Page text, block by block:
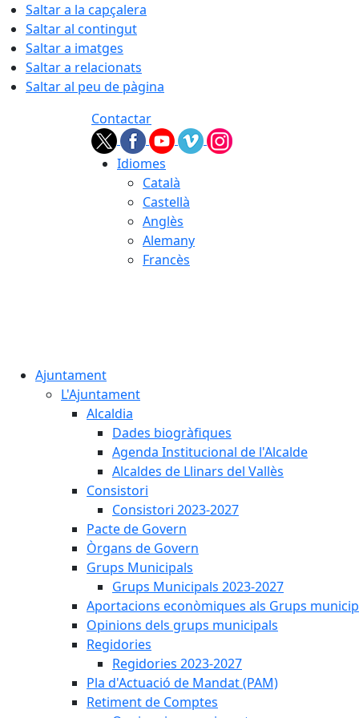
Saltar a la capçalera
Saltar al contingut
Saltar a imatges
Saltar a relacionats
Saltar al peu de pàgina
Contactar
Idiomes
Català
Castellà
Anglès
Alemany
Francès
Ajuntament
L'Ajuntament
Alcaldia
Dades biogràfiques
Agenda Institucional de l'Alcalde
Alcaldes de Llinars del Vallès
Consistori
Consistori 2023-2027
Pacte de Govern
Òrgans de Govern
Grups Municipals
Grups Municipals 2023-2027
Aportacions econòmiques als Grups
Opinions dels grups municipals
Regidories
Regidories 2023-2027
Pla d'Actuació de Mandat (PAM)
Retiment de Comptes